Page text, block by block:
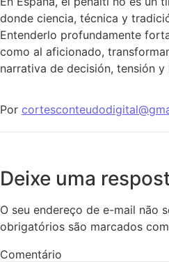
donde ciencia, técnica y
Entenderlo profundamente
como al aficionado,
narrativa de decisión, tensión y
Por
Deixe uma
O seu endereço de e-mail não
obrigatórios são marcados com
Comentário